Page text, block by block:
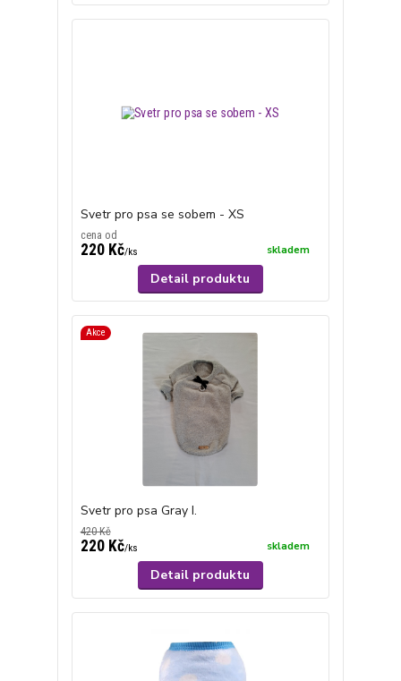
Svetr pro psa se sobem - XS
cena od
220 Kč/ks skladem
Detail produktu
Akce
Svetr pro psa Gray I.
420 Kč
220 Kč/ks skladem
Detail produktu